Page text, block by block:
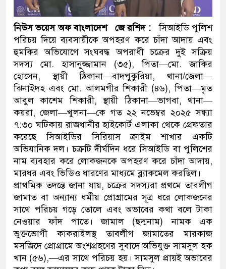
ডাকাতির প্রস্তুতিকালে দুইজনকে
থানা পুলিশ
নিউস ভয়েস অফ বাংলাদেশ জে রশিদ :সিআইডি পুলিশ
পরিচয় দিয়ে ব্যবসায়ীকে অপহরণ করে চাঁদা আদায় এবং
হুমকির অভিযোগে সংঘবদ্ধ অপরাধী চক্রের দুই সক্রিয়
সদস্য মো. হাসানুজ্জামান (৩৫), পিতা—মো. জাকির
হোসেন, স্থায়ী ঠিকানা—বাদপুকুরিয়া, থানা/জেলা—
ঝিনাইদহ এবং মো. আলমগীর শিকারী (৪৬), পিতা—মৃত
আবুল কাশেম শিকারী, স্থায়ী ঠিকানা—ভাগবা, থানা—
কয়রা, জেলা—খুলনা—কে গত ২২ নভেম্বর ২০২৫ সন্ধ্যা
৭:৩০ ঘটিকায় রাজধানীর হাইকোর্ট এলাকা থেকে গ্রেফতার
করেছে সিআইডির সিরিয়াস ক্রাইম শাখার একটি
অভিযানিক দল। চক্রটি দীর্ঘদিন ধরে সিআইডি বা পুলিশের
নাম ব্যবহার করে লোকজনকে অপহরণ করে চাঁদা আদায়,
মারধর এবং ভিডিও ধারণের মাধ্যমে ব্ল্যাকমেল করছিল।
প্রাথমিক তদন্তে জানা যায়, চক্রের সদস্যরা প্রথমে তাবলীগ
জামাত বা অন্যান্য ধর্মীয় প্রোগ্রামের সূত্র ধরে লোকজনের
সাথে পরিচয় গড়ে তোলে এবং অভাবের কথা বলে টাকা
নেওয়ার ফাঁদ পাতে। জামাল (ছদ্মনাম) নামক এক
ভুক্তভোগী কাকরাইলস্থ তাবলীগ জামাতের মারকাজ
মসজিদে প্রোগ্রামে অংশগ্রহণের সুবাদে অভিযুক্ত সামসুল হক
খান (৫৬),—এর সাথে পরিচয় হয়। সামসুল প্রায়ই অভাবের